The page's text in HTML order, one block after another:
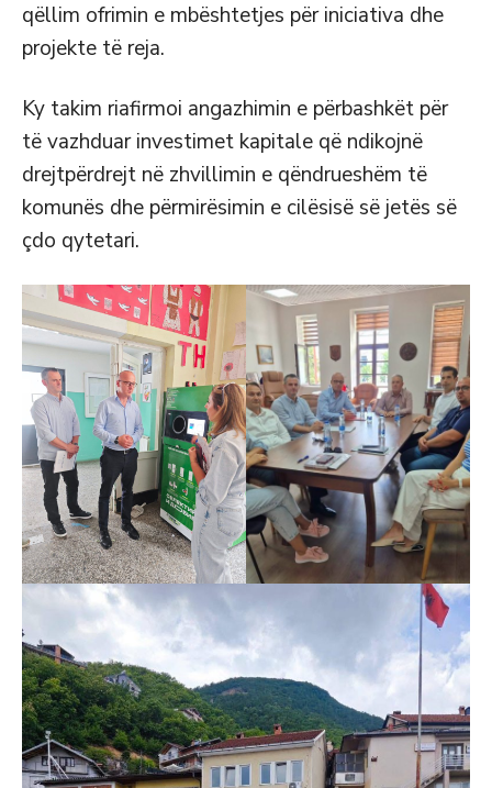
qëllim ofrimin e mbështetjes për iniciativa dhe
projekte të reja.
Ky takim riafirmoi angazhimin e përbashkët për
të vazhduar investimet kapitale që ndikojnë
drejtpërdrejt në zhvillimin e qëndrueshëm të
komunës dhe përmirësimin e cilësisë së jetës së
çdo qytetari.